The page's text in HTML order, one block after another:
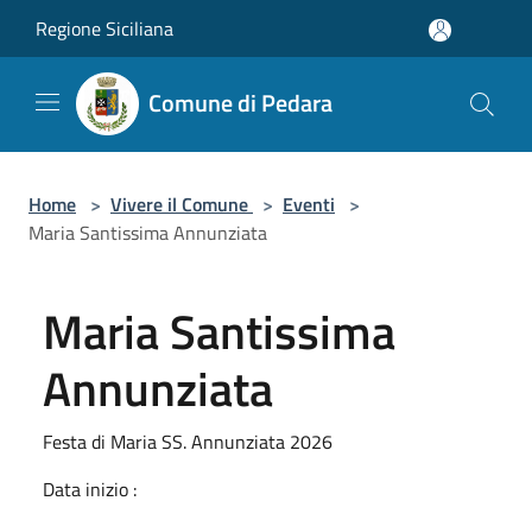
Regione Siciliana
Comune di Pedara
Home > Vivere il Comune > Eventi >
Maria Santissima Annunziata
Maria Santissima
Annunziata
Festa di Maria SS. Annunziata 2026
Data inizio :